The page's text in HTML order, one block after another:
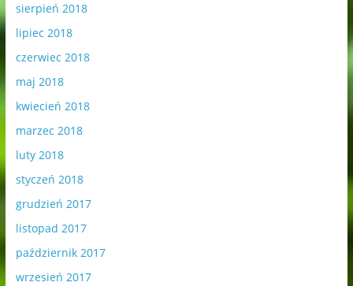
sierpień 2018
lipiec 2018
czerwiec 2018
maj 2018
kwiecień 2018
marzec 2018
luty 2018
styczeń 2018
grudzień 2017
listopad 2017
październik 2017
wrzesień 2017